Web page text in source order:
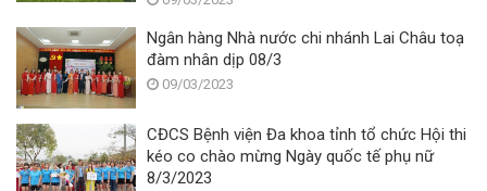
Ngân hàng Nhà nước chi nhánh Lai Châu toạ
đàm nhân dịp 08/3
09/03/2023
CĐCS Bệnh viện Đa khoa tỉnh tổ chức Hội thi
kéo co chào mừng Ngày quốc tế phụ nữ
8/3/2023